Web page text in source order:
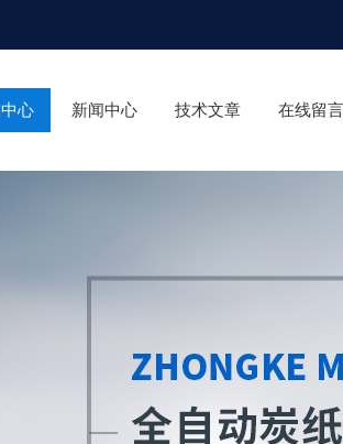
心 新闻中心 技术文章 在线留言